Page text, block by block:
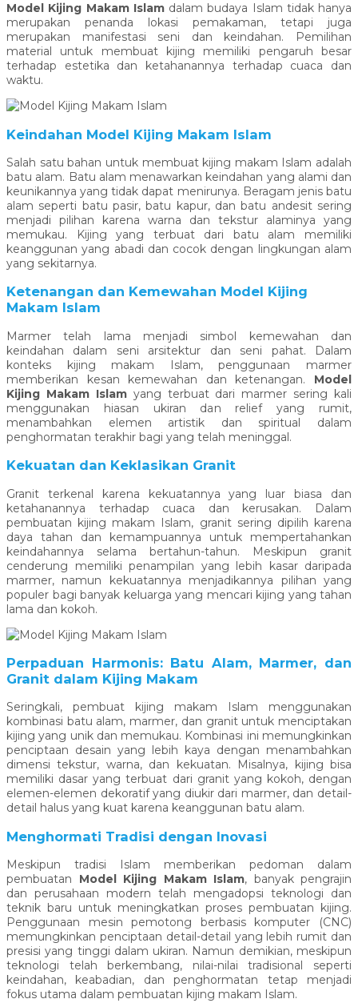
Model Kijing Makam Islamdalam budaya Islam tidak hanya
merupakan penanda lokasi pemakaman, tetapi juga
merupakan manifestasi seni dan keindahan. Pemilihan
material untuk membuat kijing memiliki pengaruh besar
terhadap estetika dan ketahanannya terhadap cuaca dan
waktu.
Keindahan Model Kijing Makam Islam
Salah satu bahan untuk membuat kijing makam Islam adalah
batu alam. Batu alam menawarkan keindahan yang alami dan
keunikannya yang tidak dapat menirunya. Beragam jenis batu
alam seperti batu pasir, batu kapur, dan batu andesit sering
menjadi pilihan karena warna dan tekstur alaminya yang
memukau. Kijing yang terbuat dari batu alam memiliki
keanggunan yang abadi dan cocok dengan lingkungan alam
yang sekitarnya.
Ketenangan dan Kemewahan Model Kijing
Makam Islam
Marmer telah lama menjadi simbol kemewahan dan
keindahan dalam seni arsitektur dan seni pahat. Dalam
konteks kijing makam Islam, penggunaan marmer
memberikan kesan kemewahan dan ketenangan. Model
Kijing Makam Islamyang terbuat dari marmer sering kali
menggunakan hiasan ukiran dan relief yang rumit,
menambahkan elemen artistik dan spiritual dalam
penghormatan terakhir bagi yang telah meninggal.
Kekuatan dan Keklasikan Granit
Granit terkenal karena kekuatannya yang luar biasa dan
ketahanannya terhadap cuaca dan kerusakan. Dalam
pembuatan kijing makam Islam, granit sering dipilih karena
daya tahan dan kemampuannya untuk mempertahankan
keindahannya selama bertahun-tahun. Meskipun granit
cenderung memiliki penampilan yang lebih kasar daripada
marmer, namun kekuatannya menjadikannya pilihan yang
populer bagi banyak keluarga yang mencari kijing yang tahan
lama dan kokoh.
Perpaduan Harmonis: Batu Alam, Marmer, dan
Granit dalam Kijing Makam
Seringkali, pembuat kijing makam Islam menggunakan
kombinasi batu alam, marmer, dan granit untuk menciptakan
kijing yang unik dan memukau. Kombinasi ini memungkinkan
penciptaan desain yang lebih kaya dengan menambahkan
dimensi tekstur, warna, dan kekuatan. Misalnya, kijing bisa
memiliki dasar yang terbuat dari granit yang kokoh, dengan
elemen-elemen dekoratif yang diukir dari marmer, dan detail-
detail halus yang kuat karena keanggunan batu alam.
Menghormati Tradisi dengan Inovasi
Meskipun tradisi Islam memberikan pedoman dalam
pembuatan Model Kijing Makam Islam, banyak pengrajin
dan perusahaan modern telah mengadopsi teknologi dan
teknik baru untuk meningkatkan proses pembuatan kijing.
Penggunaan mesin pemotong berbasis komputer (CNC)
memungkinkan penciptaan detail-detail yang lebih rumit dan
presisi yang tinggi dalam ukiran. Namun demikian, meskipun
teknologi telah berkembang, nilai-nilai tradisional seperti
keindahan, keabadian, dan penghormatan tetap menjadi
fokus utama dalam pembuatan kijing makam Islam.